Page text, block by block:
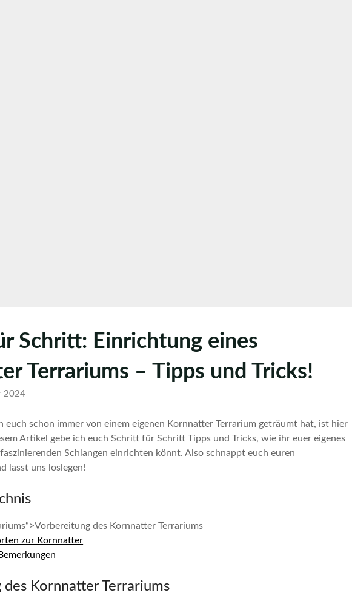
Schritt: Einrichtung eines
Terrariums – Tipps und Tricks!
2024
euch schon immer von einem eigenen​ Kornnatter Terrarium geträumt hat, ist hier
Artikel gebe ich euch Schritt für Schritt Tipps und‍ Tricks, wie ihr euer eigenes
Schlangen ⁣einrichten könnt. Also schnappt euch euren
lasst uns loslegen!
des Kornnatter Terrariums
zur Kornnatter
Kornnatter Terrariums